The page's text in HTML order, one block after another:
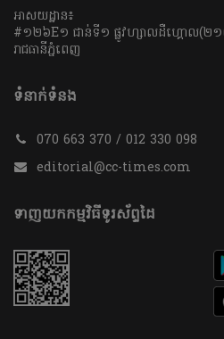
អាសយដ្ឋាន៖
#១២៦E១ ជាន់ទី១ ផ្លូវហ្សាលដឺហ្គោល(២១
រាជធានីភ្នំពេញ
ទំនាក់ទំនង
070 663 370 / 012 330 098
editorial@cc-times.com
ទាញយកកម្មវិធីទូរស័ព្ទដៃ